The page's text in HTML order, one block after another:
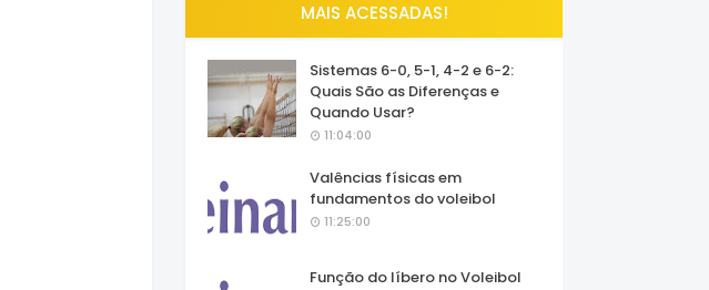
MAIS ACESSADAS!
Sistemas 6-0, 5-1, 4-2 e 6-2:
Quais São as Diferenças e
Quando Usar?
11:04:00
Valências físicas em
fundamentos do voleibol
11:25:00
Função do líbero no Voleibol